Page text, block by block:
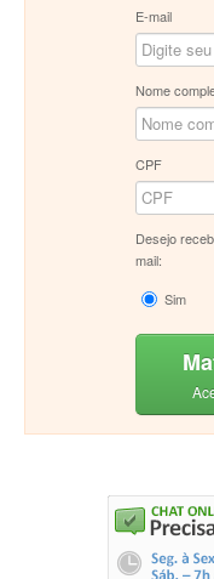
E-mail
Nome
CPF
Desejo
mail:
Sim